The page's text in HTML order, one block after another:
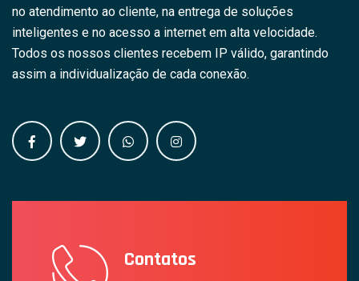
no atendimento ao cliente, na entrega de soluções
inteligentes e no acesso a internet em alta velocidade.
Todos os nossos clientes recebem IP válido, garantindo
assim a individualização de cada conexão.
Contatos